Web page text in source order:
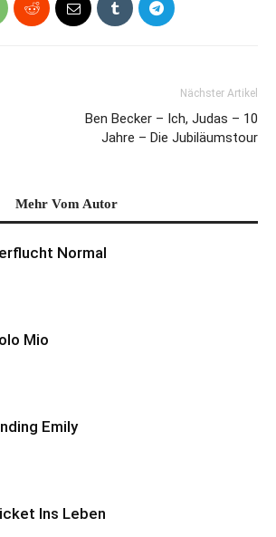
Nächster Artikel
Ben Becker – Ich, Judas – 10
Jahre – Die Jubiläumstour
Mehr Vom Autor
Normal
Mio
Emily
Ins Leben